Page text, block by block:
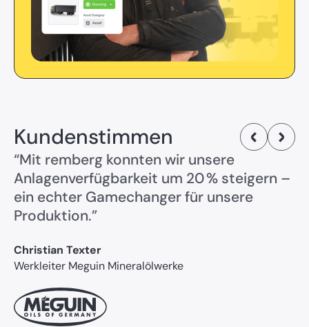
Kundenstimmen
“Mit remberg konnten wir unsere
Anlagenverfügbarkeit um 20 % steigern –
ein echter Gamechanger für unsere
Produktion.”
Christian Texter
Werkleiter Meguin Mineralölwerke